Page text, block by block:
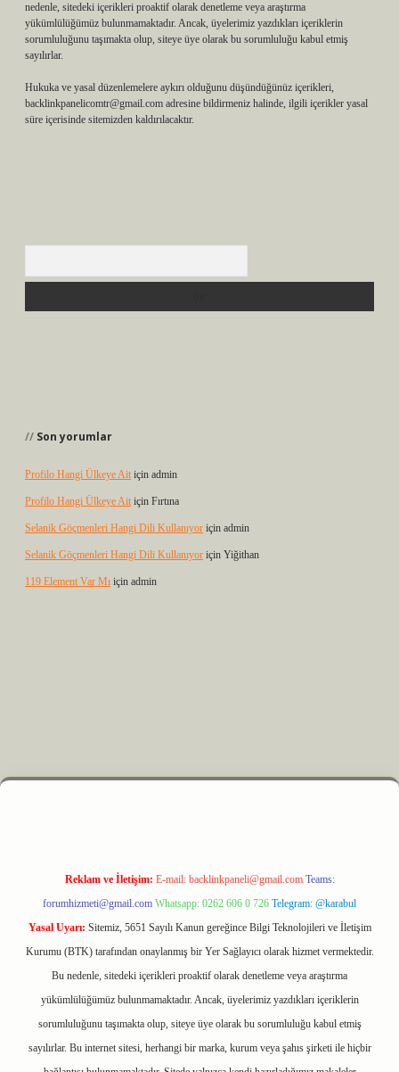
nedenle, sitedeki içerikleri proaktif olarak denetleme veya araştırma
yükümlülüğümüz bulunmamaktadır. Ancak, üyelerimiz yazdıkları içeriklerin
sorumluluğunu taşımakta olup, siteye üye olarak bu sorumluluğu kabul etmiş
sayılırlar.
Hukuka ve yasal düzenlemelere aykırı olduğunu düşündüğünüz içerikleri,
backlinkpanelicomtr@gmail.com adresine bildirmeniz halinde, ilgili içerikler yasal
süre içerisinde sitemizden kaldırılacaktır.
Son yorumlar
Profilo Hangi Ülkeye Ait için admin
Profilo Hangi Ülkeye Ait için Fırtına
Selanik Göçmenleri Hangi Dili Kullanıyor için admin
Selanik Göçmenleri Hangi Dili Kullanıyor için Yiğithan
119 Element Var Mı için admin
elexbet
Reklam ve İletişim: E-mail: backlinkpaneli@gmail.com Teams:
forumhizmeti@gmail.com Whatsapp: 0262 606 0 726 Telegram: @karabul
Yasal Uyarı: Sitemiz, 5651 Sayılı Kanun gereğince Bilgi Teknolojileri ve İletişim
Kurumu (BTK) tarafından onaylanmış bir Yer Sağlayıcı olarak hizmet vermektedir.
Bu nedenle, sitedeki içerikleri proaktif olarak denetleme veya araştırma
yükümlülüğümüz bulunmamaktadır. Ancak, üyelerimiz yazdıkları içeriklerin
sorumluluğunu taşımakta olup, siteye üye olarak bu sorumluluğu kabul etmiş
sayılırlar. Bu internet sitesi, herhangi bir marka, kurum veya şahıs şirketi ile hiçbir